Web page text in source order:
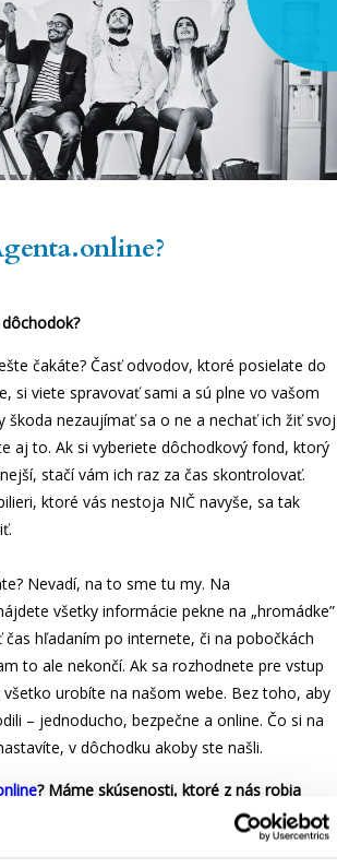
čakáte? Časť odvodov, ktoré posielate do
si viete spravovať sami a sú plne vo vašom
škoda nezaujímať sa o ne a nechať ich žiť svoj
aj to. Ak si vyberiete dôchodkový fond, ktorý
stačí vám ich raz za čas skontrolovať.
ktoré vás nestoja NIČ navyše, sa tak
Nevadí, na to sme tu my. Na
všetky informácie pekne na „hromádke”
hľadaním po internete, či na pobočkách
to ale nekončí. Ak sa rozhodnete pre vstup
všetko urobíte na našom webe. Bez toho, aby
– jednoducho, bezpečne a online. Čo si na
v dôchodku akoby ste našli.
? Máme skúsenosti, ktoré z nás robia